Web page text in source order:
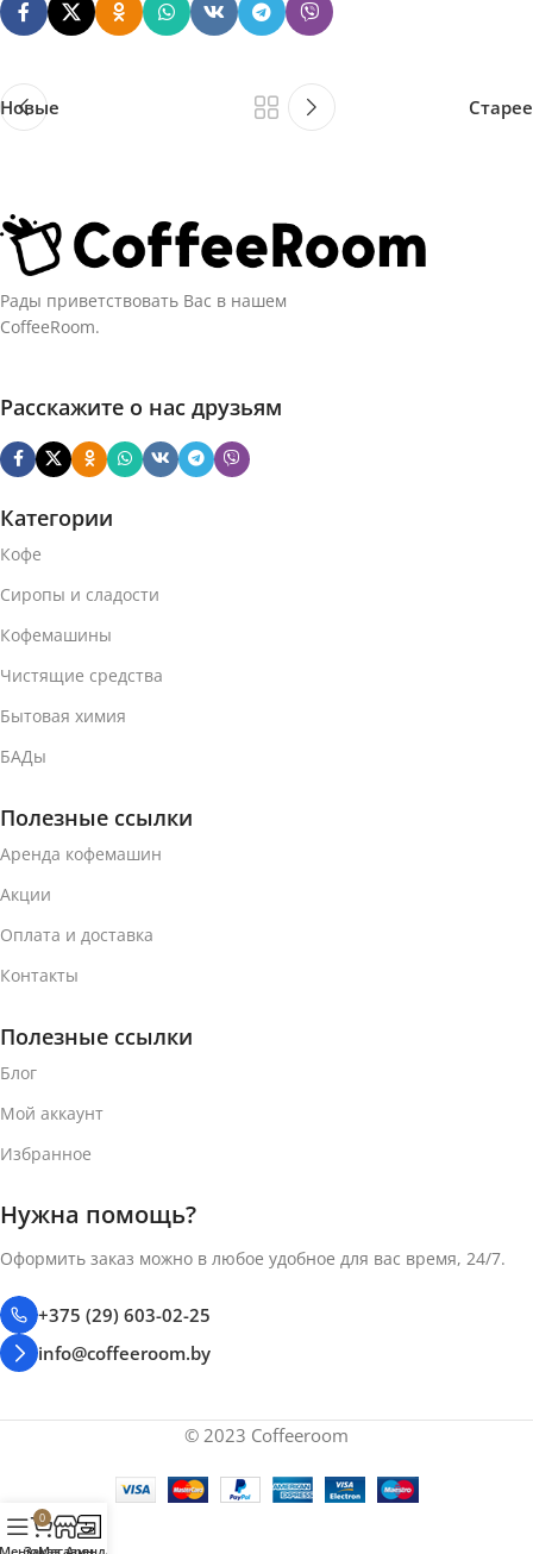
Новые Старее
Рады приветствовать Вас в нашем
CoffeeRoom.
Расскажите о нас друзьям
Категории
Кофе
Сиропы и сладости
Кофемашины
Чистящие средства
Бытовая химия
БАДы
Полезные ссылки
Аренда кофемашин
Акции
Оплата и доставка
Контакты
Полезные ссылки
Блог
Мой аккаунт
Избранное
Нужна помощь?
Оформить заказ можно в любое удобное для вас время, 24/7.
+375 (29) 603-02-25
info@coffeeroom.by
© 2023 Coffeeroom
0